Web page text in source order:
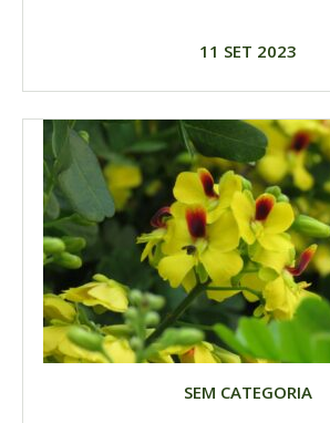
11 SET 2023
SEM CATEGORIA